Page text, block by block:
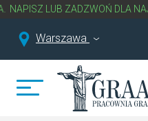
LUB ZADZWOŃ DLA
Warszawa